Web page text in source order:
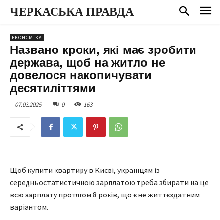
ЧЕРКАСЬКА ПРАВДА
ЕКОНОМІКА
Названо кроки, які має зробити
держава, щоб на житло не
довелося накопичувати
десятиліттями
07.03.2025 0 163
Щоб купити квартиру в Києві, українцям із
середньостатистичною зарплатою треба збирати на це
всю зарплату протягом 8 років, що є не життєздатним
варіантом.